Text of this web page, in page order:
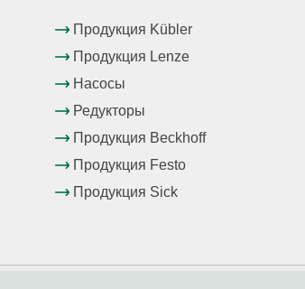
Продукция Kübler
Продукция Lenze
Насосы
Редукторы
Продукция Beckhoff
Продукция Festo
Продукция Sick